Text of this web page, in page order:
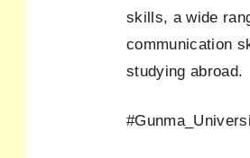
skills, a wide
communication
studying abroad.